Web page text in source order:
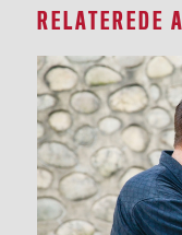
RELATEREDE